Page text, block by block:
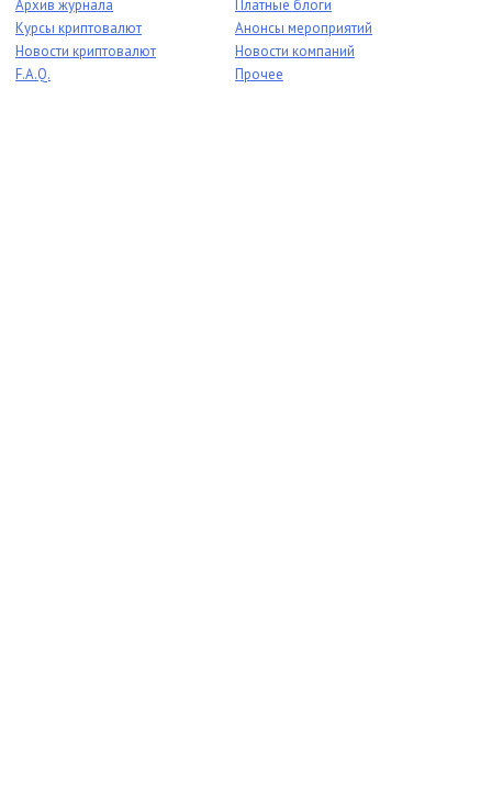
Архив журнала
Курсы криптовалют
Новости криптовалют
F.A.Q.
Платные блоги
Анонсы мероприятий
Новости компаний
Прочее